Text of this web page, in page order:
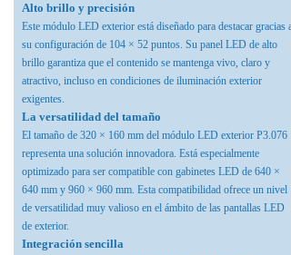
Alto brillo y precisión
Este módulo LED exterior está diseñado para destacar gracias a
su configuración de 104 × 52 puntos. Su panel LED de alto
brillo garantiza que el contenido se mantenga vivo, claro y
atractivo, incluso en condiciones de iluminación exterior
exigentes.
La versatilidad del tamaño
El tamaño de 320 × 160 mm del módulo LED exterior P3.076
representa una solución innovadora. Está especialmente
optimizado para ser compatible con gabinetes LED de 640 ×
640 mm y 960 × 960 mm. Esta compatibilidad ofrece un nivel
de versatilidad muy valioso en el ámbito de las pantallas LED
de exterior.
Integración sencilla